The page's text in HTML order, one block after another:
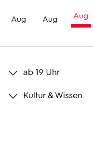
Aug Aug Aug
ab 19 Uhr
Kultur & Wissen